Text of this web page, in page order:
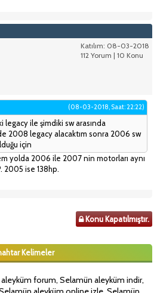
Katılım: 08-03-2018
112 Yorum | 10 Konu
(08-03-2018, Saat: 22:22)
ile şimdiki sw arasında
2008 legacy alacaktım sonra 2006 sw
için
yolda 2006 ile 2007 nin motorları aynı
2005 ise 138hp.
Konu Kapatılmıştır.
Kelimeler
forum, Selamün aleyküm indir,